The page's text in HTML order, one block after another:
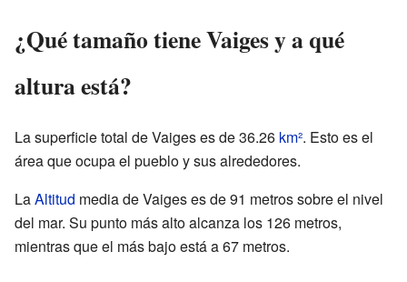
¿Qué tamaño tiene Vaiges y a qué
altura está?
La superficie total de Vaiges es de 36.26 km². Esto es el
área que ocupa el pueblo y sus alrededores.
LaAltitud media de Vaiges es de 91 metros sobre el nivel
del mar. Su punto más alto alcanza los 126 metros,
mientras que el más bajo está a 67 metros.